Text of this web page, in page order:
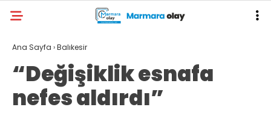
Ana Sayfa ›Balıkesir
“Değişiklik esnafa
nefes aldırdı”